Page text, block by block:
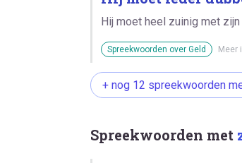
Hij moet heel zuinig met zijn
Spreekwoorden over Geld Meer
+ nog 12 spreekwoorden
Spreekwoorden met